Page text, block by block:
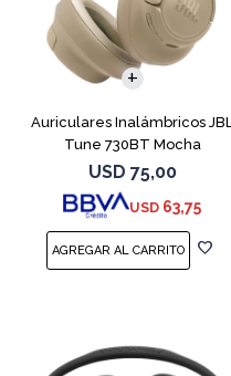
Auriculares Inalámbricos JBL
Tune 730BT Mocha
USD 75,00
USD 63,75